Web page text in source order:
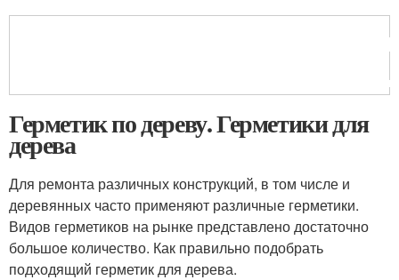
Герметик по дереву. Герметики для
дерева
Для ремонта различных конструкций, в том числе и
деревянных часто применяют различные герметики.
Видов герметиков на рынке представлено достаточно
большое количество. Как правильно подобрать
подходящий герметик для дерева.